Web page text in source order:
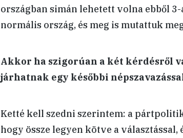
országban simán lehetett volna ebből 3-
normális ország, és meg is mutattuk
Akkor ha szigorúan a két kérdésről
járhatnak egy későbbi
Ketté kell szedni szerintem: a
hogy össze legyen kötve a választással,